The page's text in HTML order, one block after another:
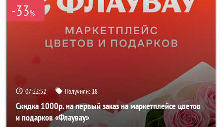
-33%
07:22:51 Получили: 18
Скидка 1000р. на первый заказ на маркетплейсе цветов
и подарков «Флаувау»